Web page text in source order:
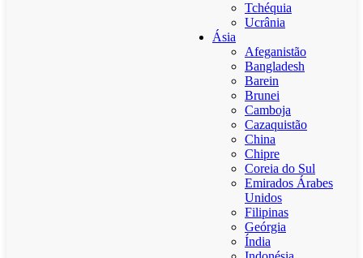
Tchéquia
Ucrânia
Ásia
Afeganistão
Bangladesh
Barein
Brunei
Camboja
Cazaquistão
China
Chipre
Coreia do Sul
Emirados Árabes
Unidos
Filipinas
Geórgia
Índia